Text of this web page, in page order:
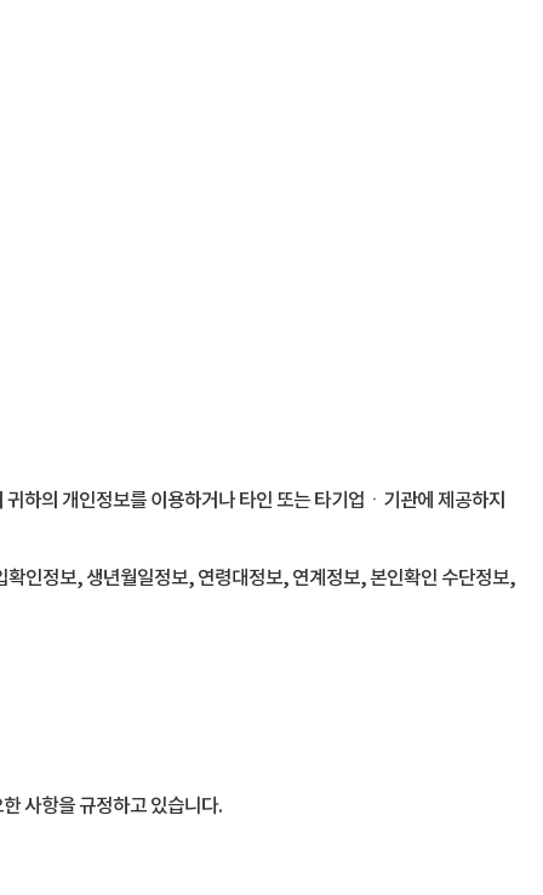
하의 개인정보를 이용하거나 타인 또는 타기업ㆍ기관에 제공하지
인정보, 생년월일정보, 연령대정보, 연계정보, 본인확인 수단정보,
사항을 규정하고 있습니다.